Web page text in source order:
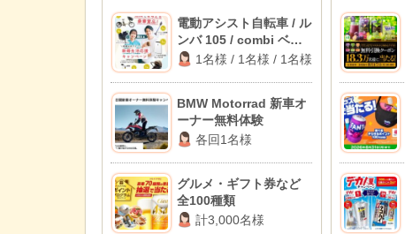
電動アシスト自転車 / ル
ンバ 105 / combi ベビ
ーラック
1名様 / 1名様 / 1名様
BMW Motorrad 新車オ
ーナー無料体験
各回1名様
グルメ・ギフト券など
全100種類
計3,000名様